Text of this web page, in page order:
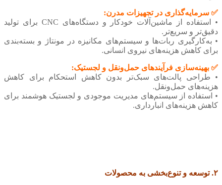
✅ سرمایه‌گذاری در تجهیزات مدرن:
• استفاده از ماشین‌آلات خودکار و دستگاه‌های CNC برای تولید
دقیق‌تر و سریع‌تر.
• به‌کارگیری ربات‌ها و سیستم‌های مکانیزه در مونتاژ و بسته‌بندی
برای کاهش هزینه‌های نیروی انسانی.
✅ بهینه‌سازی فرآیندهای حمل‌ونقل و لجستیک:
• طراحی پالت‌های سبک‌تر بدون کاهش استحکام برای کاهش
هزینه‌های حمل‌ونقل.
• استفاده از سیستم‌های مدیریت موجودی و لجستیک هوشمند برای
کاهش هزینه‌های انبارداری.
۲. توسعه و تنوع‌بخشی به محصولات